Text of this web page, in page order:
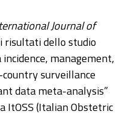
Journal of
risultati dello studio
management,
surveillance
data meta-analysis”
ItOSS (Italian Obstetric